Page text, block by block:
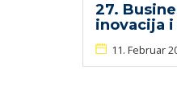
27.
inovacija i
11. Februar